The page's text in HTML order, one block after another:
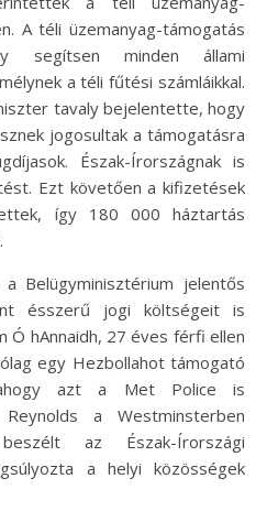
A téli üzemanyag-támogatás
segítsen minden állami
a téli fűtési számláikkal.
tavaly bejelentette, hogy
jogosultak a támogatásra
Észak-Írországnak is
Ezt követően a kifizetések
így 180 000 háztartás
Belügyminisztérium jelentős
ésszerű jogi költségeit is
Ó hAnnaidh, 27 éves férfi ellen
egy Hezbollahot támogató
azt a Met Police is
a Westminsterben
az Észak-Írországi
a helyi közösségek